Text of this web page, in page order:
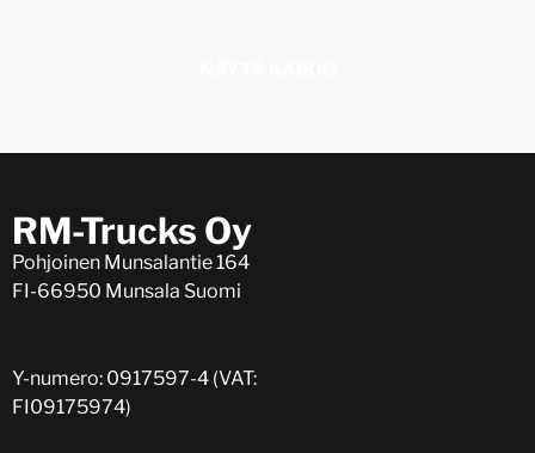
RM-Trucks Oy
Pohjoinen Munsalantie 164
FI-66950 Munsala Suomi
Y-numero: 0917597-4 (VAT:
FI09175974)